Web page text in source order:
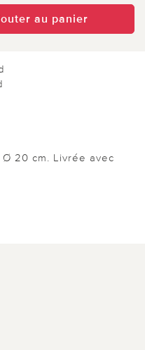
au panier
20 cm. Livrée avec